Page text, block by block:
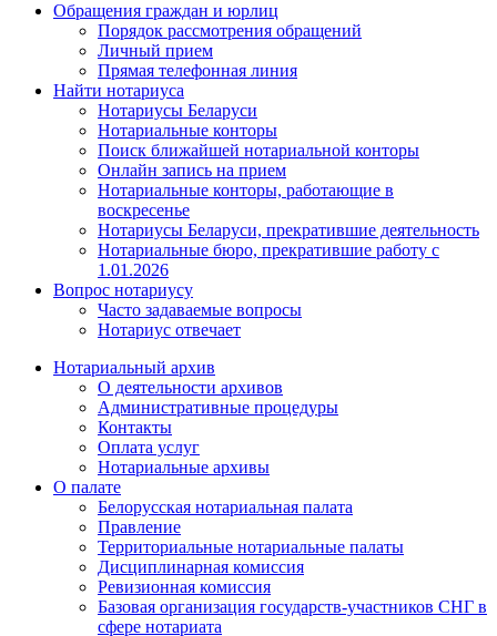
Обращения граждан и юрлиц
Порядок рассмотрения обращений
Личный прием
Прямая телефонная линия
Найти нотариуса
Нотариусы Беларуси
Нотариальные конторы
Поиск ближайшей нотариальной конторы
Онлайн запись на прием
Нотариальные конторы, работающие в
воскресенье
Нотариусы Беларуси, прекратившие деятельность
Нотариальные бюро, прекратившие работу с
1.01.2026
Вопрос нотариусу
Часто задаваемые вопросы
Нотариус отвечает
Нотариальный архив
О деятельности архивов
Административные процедуры
Контакты
Оплата услуг
Нотариальные архивы
О палате
Белорусская нотариальная палата
Правление
Территориальные нотариальные палаты
Дисциплинарная комиссия
Ревизионная комиссия
Базовая организация государств-участников СНГ в
сфере нотариата